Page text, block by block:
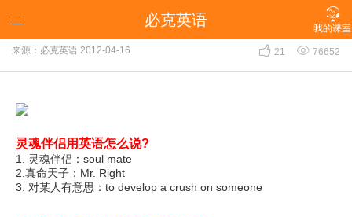

我的课室
 必克英语
"灵魂伴侣"用英语怎么说?
来源：必克英语 2012-04-16  21  76652
灵魂伴侣用英语怎么说?
1. 灵魂伴侣：soul mate
2.真命天子：Mr. Right
3. 对某人有意思：to develop a crush on someone